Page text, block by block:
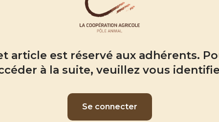
article est réservé aux adhérents.
à la suite, veuillez vous
Se connecter